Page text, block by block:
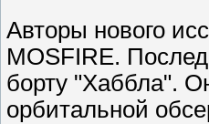
Авторы нового
MOSFIRE.
борту "Хаббла".
орбитальной